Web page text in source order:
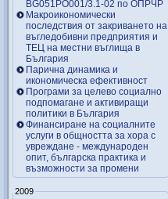
BG051PO001/3.1-02 по ОПРЧР
Макроикономически
последствия от закриването на
въгледобивни предприятия и
ТЕЦ на местни въглища в
България
Парична динамика и
икономическа ефективност
Програми за целево социално
подпомагане и активиращи
политики в България
Финансиране на социалните
услуги в общността за хора с
увреждане - международен
опит, българска практика и
възможности за промени
2009